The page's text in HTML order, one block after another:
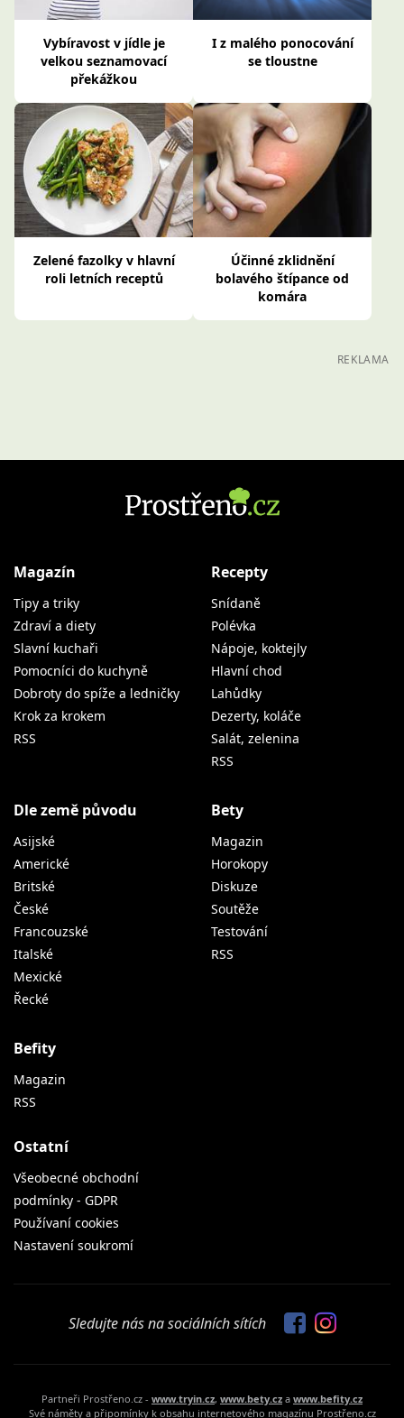
Vybíravost v jídle je
velkou seznamovací
překážkou
I z malého ponocování
se tloustne
Zelené fazolky v hlavní
roli letních receptů
Účinné zklidnění
bolavého štípance od
komára
REKLAMA
Magazín
Tipy a triky
Zdraví a diety
Slavní kuchaři
Pomocníci do kuchyně
Dobroty do spíže a ledničky
Krok za krokem
RSS
Recepty
Snídaně
Polévka
Nápoje, koktejly
Hlavní chod
Lahůdky
Dezerty, koláče
Salát, zelenina
RSS
Dle země původu
Asijské
Americké
Britské
České
Francouzské
Italské
Mexické
Řecké
Bety
Magazin
Horokopy
Diskuze
Soutěže
Testování
RSS
Befity
Magazin
RSS
Ostatní
Všeobecné obchodní
podmínky - GDPR
Používaní cookies
Nastavení soukromí
Sledujte nás na sociálních sítích
Partneři Prostřeno.cz - www.tryin.cz, www.bety.cz a www.befity.cz
Své náměty a připomínky k obsahu internetového magazínu Prostřeno.cz